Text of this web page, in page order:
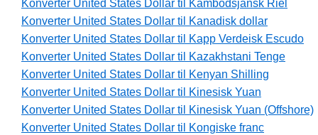
Konverter United States Dollar til Kambodsjansk Riel
Konverter United States Dollar til Kanadisk dollar
Konverter United States Dollar til Kapp Verdeisk Escudo
Konverter United States Dollar til Kazakhstani Tenge
Konverter United States Dollar til Kenyan Shilling
Konverter United States Dollar til Kinesisk Yuan
Konverter United States Dollar til Kinesisk Yuan (Offshore)
Konverter United States Dollar til Kongiske franc